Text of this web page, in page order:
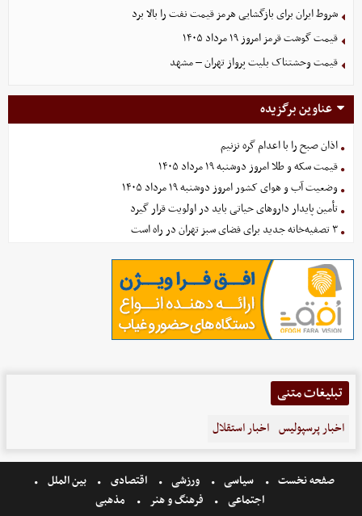
شروط ایران برای بازگشایی هرمز قیمت نفت را بالا برد
قیمت گوشت قرمز امروز ۱۹ مرداد ۱۴۰۵
قیمت وحشتناک بلیت پرواز تهران – مشهد
عناوین برگزیده
اذان صبح را با اعدام گره نزنیم
قیمت سکه و طلا امروز دوشنبه ۱۹ مرداد ۱۴۰۵
وضعیت آب و هوای کشور امروز دوشنبه ۱۹ مرداد ۱۴۰۵
تأمین پایدار داروهای حیاتی باید در اولویت قرار گیرد
۳ تصفیه‌خانه جدید برای فضای سبز تهران در راه است
تبلیغات متنی
اخبار پرسپولیس اخبار استقلال
صفحه نخست سیاسی ورزشی اقتصادی
بین الملل
اجتماعی
فرهنگ و هنر مذهبی